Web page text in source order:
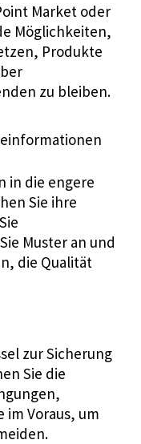
Market oder
Möglichkeiten,
Produkte
zu bleiben.
in die engere
Sie ihre
Muster an und
die Qualität
zur Sicherung
Sie die
Voraus, um